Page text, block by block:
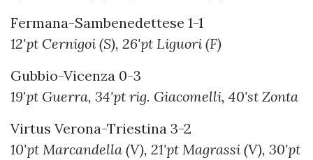
Fermana-Sambenedettese 1-1
12'pt Cernigoi (S), 26'pt Liguori (F)
Gubbio-Vicenza 0-3
19'pt Guerra, 34'pt rig. Giacomelli, 40'st Zonta
Virtus Verona-Triestina 3-2
10'pt Marcandella (V), 21'pt Magrassi (V), 30'pt